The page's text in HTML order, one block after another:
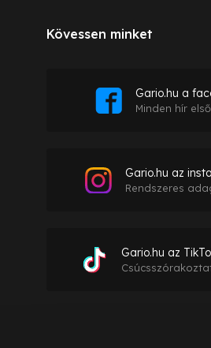
Kövessen minket
Gario.hu a
Minden hír
Gario.hu az
Rendszeres
Gario.hu az